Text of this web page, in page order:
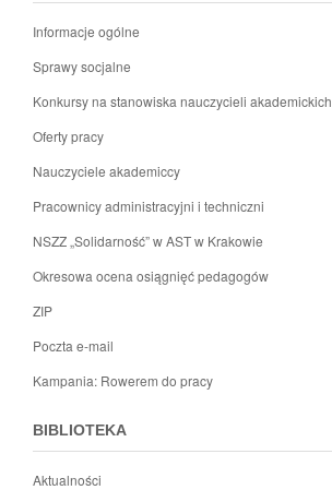
Informacje ogólne
Sprawy socjalne
Konkursy na stanowiska nauczycieli akademickich
Oferty pracy
Nauczyciele akademiccy
Pracownicy administracyjni i techniczni
NSZZ „Solidarność” w AST w Krakowie
Okresowa ocena osiągnięć pedagogów
ZIP
Poczta e-mail
Kampania: Rowerem do pracy
BIBLIOTEKA
Aktualności